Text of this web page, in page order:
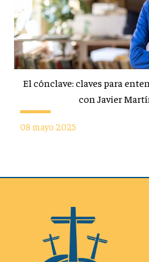
El cónclave: claves para
con Javier
08 mayo 2025